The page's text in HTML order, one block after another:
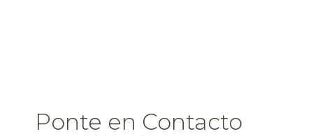
Ponte en Contacto